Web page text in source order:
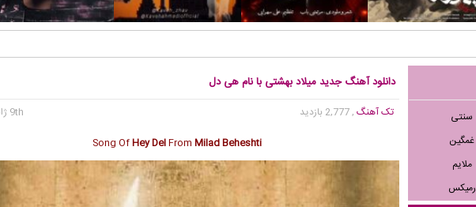
سنتی
غمگین
ملایم
رمیکس
دانلود آهنگ جدید میلاد بهشتی با نام هی دل
تک آهنگ, 2,777 بازدید
9th ژانویه 2020
Song OfHey DelFromMilad Beheshti